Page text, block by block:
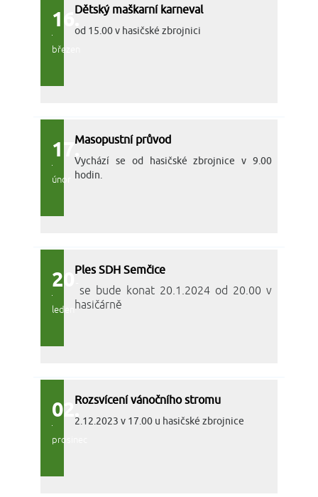
16.
březen
Dětský maškarní karneval
od 15.00 v hasičské zbrojnici
17.
únor
Masopustní průvod
Vychází se od hasičské zbrojnice v 9.00
hodin.
20.
leden
Ples SDH Semčice
se bude konat 20.1.2024 od 20.00 v
hasičárně
02.
prosinec
Rozsvícení vánočního stromu
2.12.2023 v 17.00 u hasičské zbrojnice